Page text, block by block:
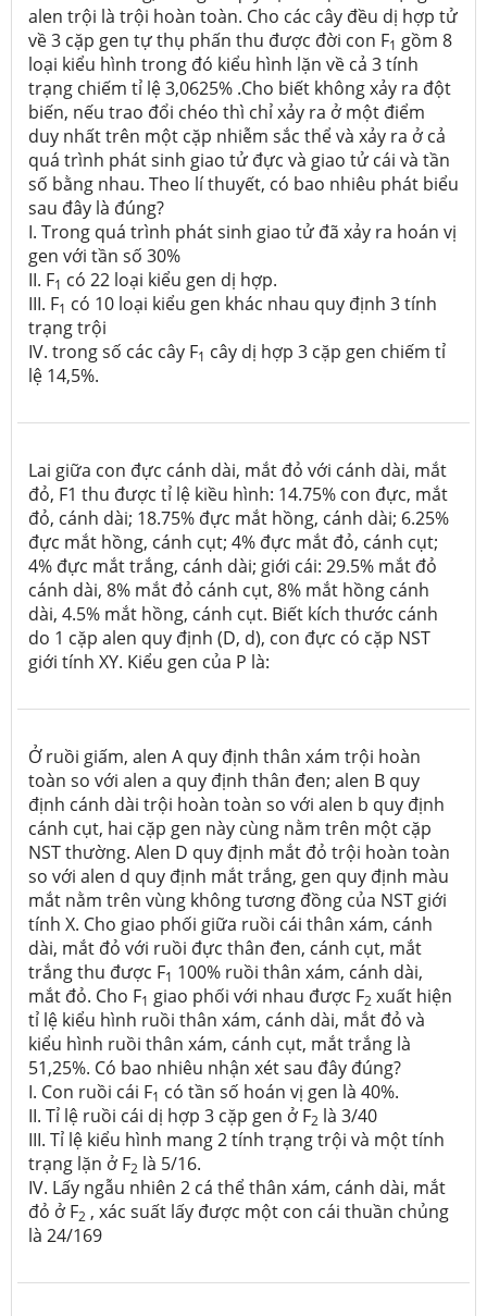
alen trội là trội hoàn toàn. Cho các cây đều dị hợp tử
về 3 cặp gen tự thụ phấn thu được đời con F1 gồm 8
loại kiểu hình trong đó kiểu hình lặn về cả 3 tính
trạng chiếm tỉ lệ 3,0625% .Cho biết không xảy ra đột
biến, nếu trao đổi chéo thì chỉ xảy ra ở một điểm
duy nhất trên một cặp nhiễm sắc thể và xảy ra ở cả
quá trình phát sinh giao tử đực và giao tử cái và tần
số bằng nhau. Theo lí thuyết, có bao nhiêu phát biểu
sau đây là đúng?
I. Trong quá trình phát sinh giao tử đã xảy ra hoán vị
gen với tần số 30%
II. F1 có 22 loại kiểu gen dị hợp.
III. F1 có 10 loại kiểu gen khác nhau quy định 3 tính
trạng trội
IV. trong số các cây F1 cây dị hợp 3 cặp gen chiếm tỉ
lệ 14,5%.
Lai giữa con đực cánh dài, mắt đỏ với cánh dài, mắt
đỏ, F1 thu được tỉ lệ kiều hình: 14.75% con đực, mắt
đỏ, cánh dài; 18.75% đực mắt hồng, cánh dài; 6.25%
đực mắt hồng, cánh cụt; 4% đực mắt đỏ, cánh cụt;
4% đực mắt trắng, cánh dài; giới cái: 29.5% mắt đỏ
cánh dài, 8% mắt đỏ cánh cụt, 8% mắt hồng cánh
dài, 4.5% mắt hồng, cánh cụt. Biết kích thước cánh
do 1 cặp alen quy định (D, d), con đực có cặp NST
giới tính XY. Kiểu gen của P là:
Ở ruồi giấm, alen A quy định thân xám trội hoàn
toàn so với alen a quy định thân đen; alen B quy
định cánh dài trội hoàn toàn so với alen b quy định
cánh cụt, hai cặp gen này cùng nằm trên một cặp
NST thường. Alen D quy định mắt đỏ trội hoàn toàn
so với alen d quy định mắt trắng, gen quy định màu
mắt nằm trên vùng không tương đồng của NST giới
tính X. Cho giao phối giữa ruồi cái thân xám, cánh
dài, mắt đỏ với ruồi đực thân đen, cánh cụt, mắt
trắng thu được F1 100% ruồi thân xám, cánh dài,
mắt đỏ. Cho F1 giao phối với nhau được F2 xuất hiện
tỉ lệ kiểu hình ruồi thân xám, cánh dài, mắt đỏ và
kiểu hình ruồi thân xám, cánh cụt, mắt trắng là
51,25%. Có bao nhiêu nhận xét sau đây đúng?
I. Con ruồi cái F1 có tần số hoán vị gen là 40%.
II. Tỉ lệ ruồi cái dị hợp 3 cặp gen ở F2 là 3/40
III. Tỉ lệ kiểu hình mang 2 tính trạng trội và một tính
trạng lặn ở F2 là 5/16.
IV. Lấy ngẫu nhiên 2 cá thể thân xám, cánh dài, mắt
đỏ ở F2 , xác suất lấy được một con cái thuần chủng
là 24/169